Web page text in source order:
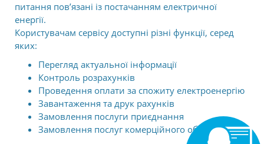
питання пов’язані із постачанням електричної
енергії.
Користувачам сервісу доступні різні функції, серед
яких:
Перегляд актуальної інформації
Контроль розрахунків
Проведення оплати за спожиту електроенергію
Завантаження та друк рахунків
Замовлення послуги приєднання
Замовлення послуг комерційного обліку